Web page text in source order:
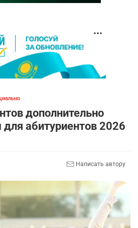
дополнительно
абитуриентов 2026
Написать автору